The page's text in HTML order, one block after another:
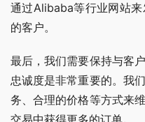
通过Alibaba等行业网站
的客户。
最后，我们需要保持与客
忠诚度是非常重要的。我
务、合理的价格等方式来